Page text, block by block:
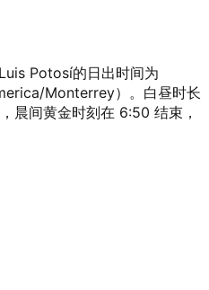
Potosí的日出时间为
Monterrey）。白昼时长
晨间黄金时刻在 6:50 结束，